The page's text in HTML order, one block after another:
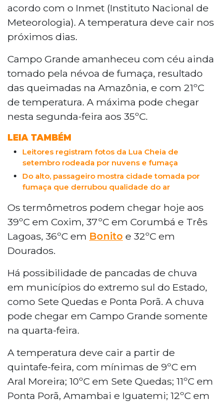
acordo com o Inmet (Instituto Nacional de
Meteorologia). A temperatura deve cair nos
próximos dias.
Campo Grande amanheceu com céu ainda
tomado pela névoa de fumaça, resultado
das queimadas na Amazônia, e com 21ºC
de temperatura. A máxima pode chegar
nesta segunda-feira aos 35ºC.
LEIA TAMBÉM
Leitores registram fotos da Lua Cheia de
setembro rodeada por nuvens e fumaça
Do alto, passageiro mostra cidade tomada por
fumaça que derrubou qualidade do ar
Os termômetros podem chegar hoje aos
39ºC em Coxim, 37ºC em Corumbá e Três
Lagoas, 36ºC em Bonito e 32ºC em
Dourados.
Há possibilidade de pancadas de chuva
em municípios do extremo sul do Estado,
como Sete Quedas e Ponta Porã. A chuva
pode chegar em Campo Grande somente
na quarta-feira.
A temperatura deve cair a partir de
quintafe-feira, com mínimas de 9ºC em
Aral Moreira; 10ºC em Sete Quedas; 11ºC em
Ponta Porã, Amambai e Iguatemi; 12ºC em